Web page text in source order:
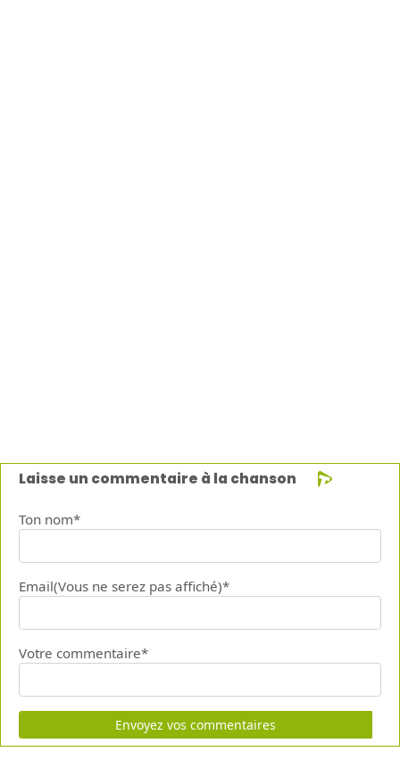
Laisse un commentaire à la chanson
Ton nom*
Email(Vous ne serez pas affiché)*
Votre commentaire*
Envoyez vos commentaires